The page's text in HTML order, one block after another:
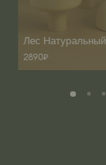
Лес Натуральный
2890₽